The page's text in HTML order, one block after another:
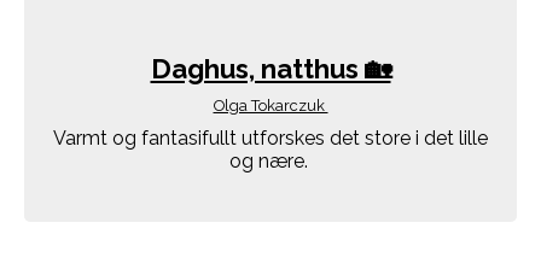
Daghus, natthus 🏡
Olga Tokarczuk
Varmt og fantasifullt utforskes det store i det lille
og nære.